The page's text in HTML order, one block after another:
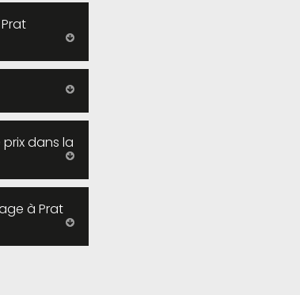
dans la
à Prat